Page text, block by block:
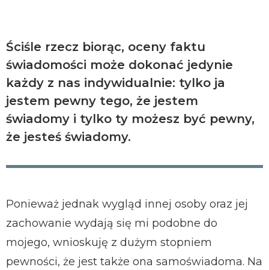
Ściśle rzecz biorąc, oceny faktu
świadomości może dokonać jedynie
każdy z nas indywidualnie: tylko ja
jestem pewny tego, że jestem
świadomy i tylko ty możesz być pewny,
że jesteś świadomy.
Ponieważ jednak wygląd innej osoby oraz jej
zachowanie wydają się mi podobne do
mojego, wnioskuję z dużym stopniem
pewności, że jest także ona samoświadoma. Na